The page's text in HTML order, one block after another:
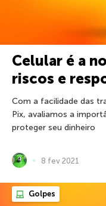
Celular é a
riscos e
Com a facilidade das
Pix, avaliamos a
proteger seu dinheiro
8 fev 2021
Golpes